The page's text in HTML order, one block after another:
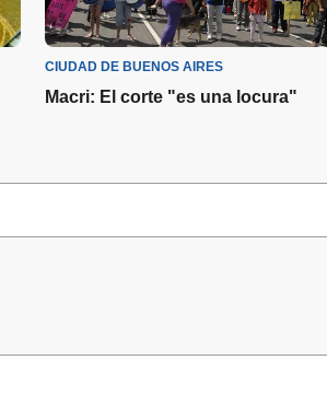
CIUDAD DE BUENOS AIRES
Macri: El corte "es una locura"